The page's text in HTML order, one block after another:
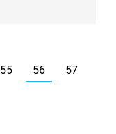
55 56
57